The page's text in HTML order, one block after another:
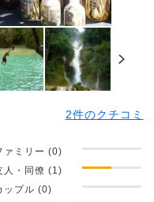
2件のクチコミ
ァミリー (0)
人・同僚 (1)
ップル (0)